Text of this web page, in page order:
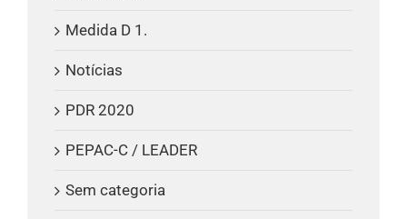
Medida D 1.
Notícias
PDR 2020
PEPAC-C / LEADER
Sem categoria